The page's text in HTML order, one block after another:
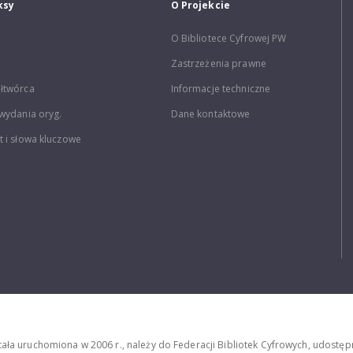
oryg.
i słowa kluczowe
O Projekcie
O Bibliotece Cyfrowej PW
Zastrzeżenia prawne
Informacje techniczne
Dane kontaktowe
uruchomiona w 2006 r., należy do Federacji Bibliotek Cyfrowych,